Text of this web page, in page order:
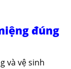
đúng
và vệ sinh